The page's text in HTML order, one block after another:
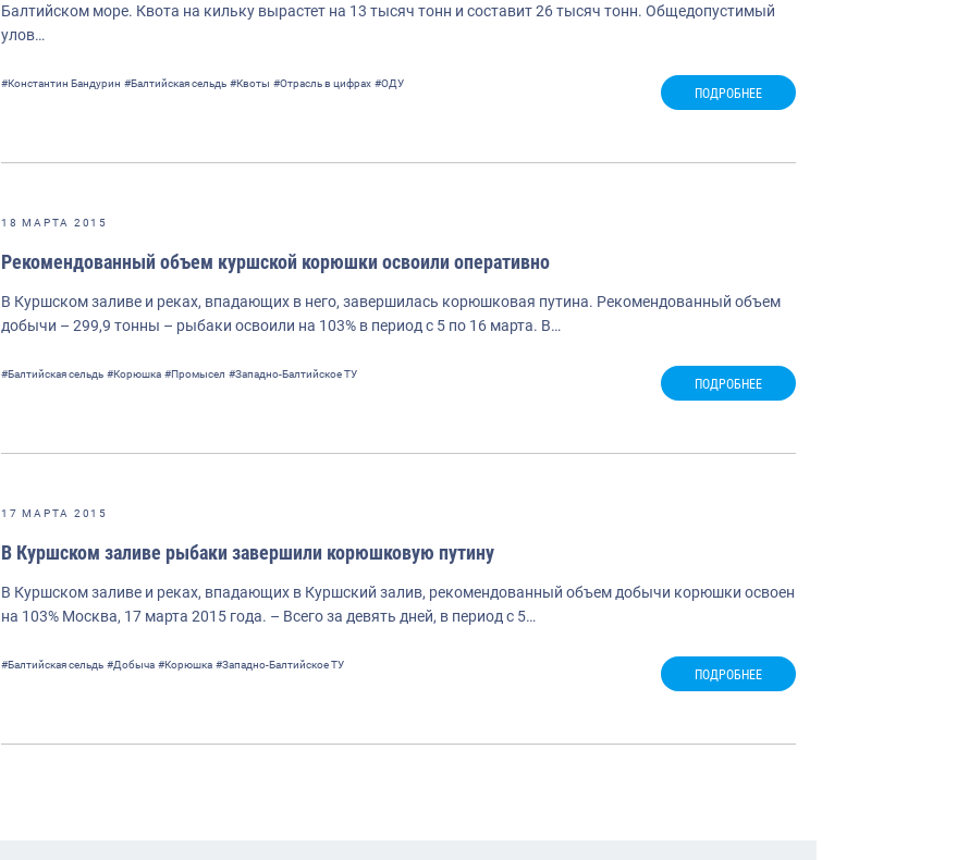
Балтийском море. Квота на кильку вырастет на 13 тысяч тонн и составит 26 тысяч тонн. Общедопустимый
улов…
#Константин Бандурин #Балтийская сельдь #Квоты #Отрасль в цифрах #ОДУ
ПОДРОБНЕЕ
18 МАРТА 2015
Рекомендованный объем куршской корюшки освоили оперативно
В Куршском заливе и реках, впадающих в него, завершилась корюшковая путина. Рекомендованный объем
добычи – 299,9 тонны – рыбаки освоили на 103% в период с 5 по 16 марта. В…
#Балтийская сельдь #Корюшка #Промысел #Западно-Балтийское ТУ
ПОДРОБНЕЕ
17 МАРТА 2015
В Куршском заливе рыбаки завершили корюшковую путину
В Куршском заливе и реках, впадающих в Куршский залив, рекомендованный объем добычи корюшки освоен
на 103% Москва, 17 марта 2015 года. – Всего за девять дней, в период с 5…
#Балтийская сельдь #Добыча #Корюшка #Западно-Балтийское ТУ
ПОДРОБНЕЕ